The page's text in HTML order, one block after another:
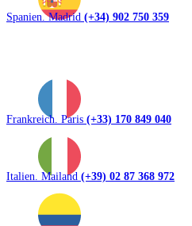
Spanien. Madrid (+34) 902 750 359
Frankreich. Paris (+33) 170 849 040
Italien. Mailand (+39) 02 87 368 972